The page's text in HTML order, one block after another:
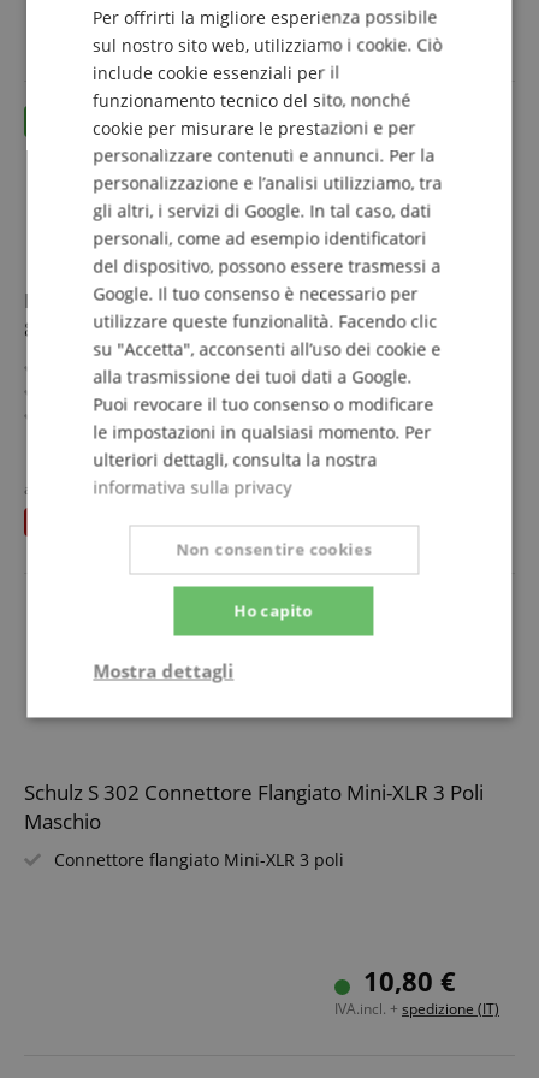
IVA.incl. + spedizione (IT)
Pronomic XFD XLR Presa Da Pannello Femmina Set
8 Pezzi
Connettore XLR a 3 poli
Genere: femmina
Contatti da saldare
Dimensioni pannello frontale: 26 x 31 x 2,2 mm
Fori diagonali
Per mixer, diffusori, stagebox e altro
mostra di più
19,70 €
al posto dei singoli 23,12€
3,42 €
Schulz S 302 Connettore Flangiato Mini-XLR 3 Poli
Maschio
Connettore flangiato Mini-XLR 3 poli
10,80 €
IVA.incl. + spedizione (IT)
ITALIAN
SPANISH
Per offrirti la migliore esperienza possibile
sul nostro sito web, utilizziamo i cookie. Ciò
include cookie essenziali per il
funzionamento tecnico del sito, nonché
cookie per misurare le prestazioni e per
personalizzare contenuti e annunci. Per la
personalizzazione e l’analisi utilizziamo, tra
gli altri, i servizi di Google. In tal caso, dati
personali, come ad esempio identificatori
del dispositivo, possono essere trasmessi a
Google. Il tuo consenso è necessario per
utilizzare queste funzionalità. Facendo clic
su "Accetta", acconsenti all’uso dei cookie e
alla trasmissione dei tuoi dati a Google.
Puoi revocare il tuo consenso o modificare
le impostazioni in qualsiasi momento. Per
ulteriori dettagli, consulta la nostra
informativa sulla privacy
Ho capito
Non consentire cookies
Mostra dettagli
Strettamente
Prestazione